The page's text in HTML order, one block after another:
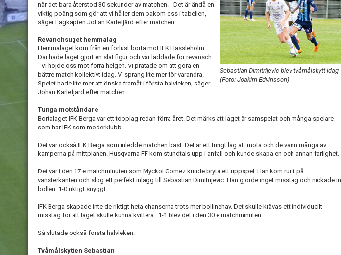
Sebastian Dimitrijevic blev tvåmålskytt idag
(Foto: Joakim Edvinsson)
när det bara återstod 30 sekunder av matchen. - Det är ändå en
viktig poäng som gör att vi håller dem bakom oss i tabellen,
säger Lagkapten Johan Karlefjärd efter matchen.
Revanchsuget hemmalag
Hemmalaget kom från en förlust borta mot IFK Hässleholm.
Där hade laget gjort en slät figur och var laddade för revansch.
- Vi höjde oss mot förra helgen. Vi pratade om att göra en
bättre match kollektivt idag. Vi sprang lite mer för varandra.
Spelet hade lite mer att önska framåt i första halvleken, säger
Johan Karlefjärd efter matchen.
Tunga motståndare
Bortalaget IFK Berga var ett topplag redan förra året. Det märks att laget är samspelat och många spelare
som har IFK som moderklubb.
Det var också IFK Berga som inledde matchen bäst. Det är ett tungt lag att möta och de vann många av
kamperna på mittplanen. Husqvarna FF kom stundtals upp i anfall och kunde skapa en och annan farlighet.
Det var i den 17:e matchminuten som Myckol Gomez kunde bryta ett uppspel. Han kom runt på
vänsterkanten och slog ett perfekt inlägg till Sebastian Dimitrijevic. Han gjorde inget misstag och nickade in
bollen. 1-0 riktigt snyggt.
IFK Berga skapade inte de riktigt heta chanserna trots mer bollinehav. Det skulle krävas ett individuellt
misstag för att laget skulle kunna kvittera. 1-1 blev det i den 30:e matchminuten.
Så slutade också första halvleken.
Tvåmålskytten Sebastian